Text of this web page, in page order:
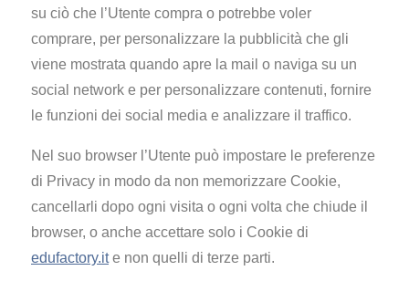
su ciò che l’Utente compra o potrebbe voler
comprare, per personalizzare la pubblicità che gli
viene mostrata quando apre la mail o naviga su un
social network e per personalizzare contenuti, fornire
le funzioni dei social media e analizzare il traffico.
Nel suo browser l’Utente può impostare le preferenze
di Privacy in modo da non memorizzare Cookie,
cancellarli dopo ogni visita o ogni volta che chiude il
browser, o anche accettare solo i Cookie di
edufactory.ite non quelli di terze parti.